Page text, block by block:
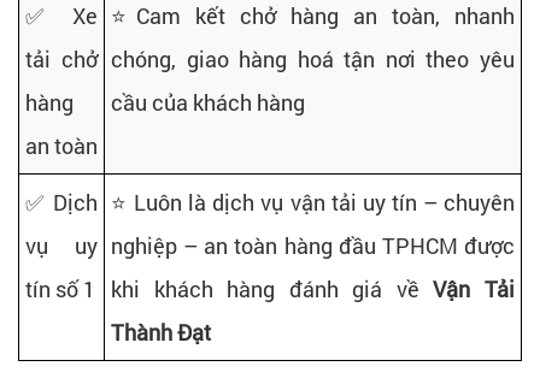
✅Xe
tải chở
hàng
an toàn
⭐Cam kết chở hàng an toàn, nhanh
chóng, giao hàng hoá tận nơi theo yêu
cầu của khách hàng
✅ Dịch
vụ uy
tín số 1
⭐ Luôn là dịch vụ vận tải uy tín – chuyên
nghiệp – an toàn hàng đầu TPHCM được
khi khách hàng đánh giá vềVận Tải
Thành Đạt